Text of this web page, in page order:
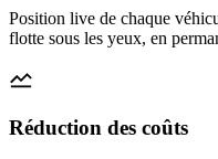
Position live de chaque
flotte sous les yeux, en
Réduction des coûts